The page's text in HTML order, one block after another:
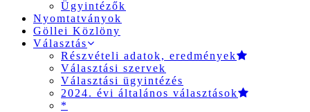
Ügyintézők
Nyomtatványok
Göllei Közlöny
Választás
Részvételi adatok, eredmények
Választási szervek
Választási ügyintézés
2024. évi általános választások
*